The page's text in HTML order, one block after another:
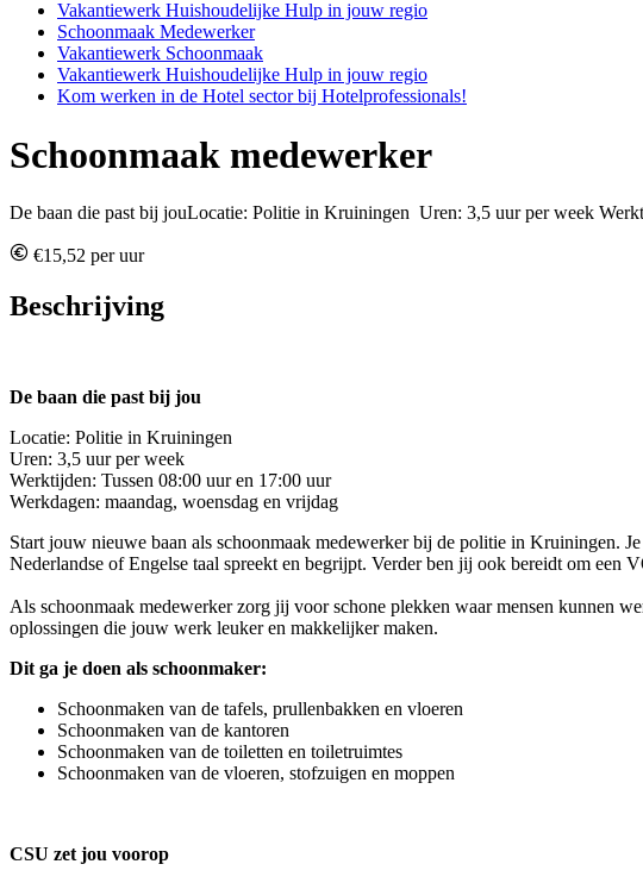
Vakantiewerk Huishoudelijke Hulp in jouw regio
Schoonmaak Medewerker
Vakantiewerk Schoonmaak
Vakantiewerk Huishoudelijke Hulp in jouw regio
Kom werken in de Hotel sector bij Hotelprofessionals!
Schoonmaak medewerker
De baan die past bij jouLocatie: Politie in Kruiningen Uren: 3,5 uur per week
€15,52 per uur
Beschrijving
De baan die past bij jou
Locatie: Politie in Kruiningen
Uren: 3,5 uur per week
Werktijden: Tussen 08:00 uur en 17:00 uur
Werkdagen: maandag, woensdag en vrijdag
Start jouw nieuwe baan als schoonmaak medewerker bij de politie in Kruiningen.
Nederlandse of Engelse taal spreekt en begrijpt. Verder ben jij ook bereidt om een
Als schoonmaak medewerker zorg jij voor schone plekken waar mensen kunnen
oplossingen die jouw werk leuker en makkelijker maken.
Dit ga je doen als schoonmaker:
Schoonmaken van de tafels, prullenbakken en vloeren
Schoonmaken van de kantoren
Schoonmaken van de toiletten en toiletruimtes
Schoonmaken van de vloeren, stofzuigen en moppen
CSU zet jou voorop